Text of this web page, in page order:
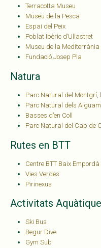
Terracotta Museu
Museu de la Pesca
Espai del Peix
Poblat Ibèric d’Ullastret
Museu de la Mediterrània
Fundació Josep Pla
Natura
Parc Natural del Montgrí,
Parc Natural dels
Basses d’en Coll
Parc Natural del Cap de
Rutes en BTT
Centre BTT Baix Empordà
Vies Verdes
Pirinexus
Activitats
Ski Bus
Begur Dive
Gym Sub